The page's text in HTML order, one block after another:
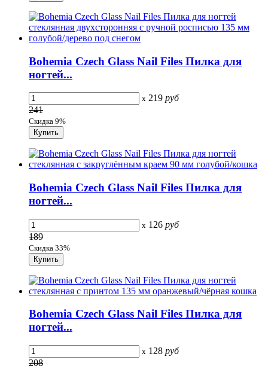
Bohemia Czech Glass Nail Files Пилка для
ногтей...
x 219 руб
241
Скидка 9%
Bohemia Czech Glass Nail Files Пилка для
ногтей...
x 126 руб
189
Скидка 33%
Bohemia Czech Glass Nail Files Пилка для
ногтей...
x 128 руб
208